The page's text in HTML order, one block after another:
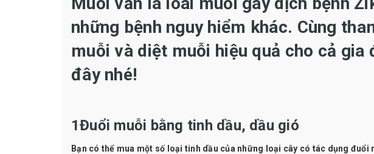
những bệnh nguy hiểm khác. Cùng
muỗi và diệt muỗi hiệu quả cho cả gia
đây nhé!
1Đuổi muỗi bằng tinh dầu, dầu gió
Bạn có thể mua một số loại tinh dầu của những loại cây có tác dụng đuổi